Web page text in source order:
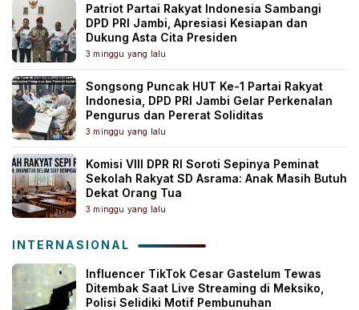
Patriot Partai Rakyat Indonesia Sambangi
DPD PRI Jambi, Apresiasi Kesiapan dan
Dukung Asta Cita Presiden
3 minggu yang lalu
Songsong Puncak HUT Ke-1 Partai Rakyat
Indonesia, DPD PRI Jambi Gelar Perkenalan
Pengurus dan Pererat Soliditas
3 minggu yang lalu
Komisi VIII DPR RI Soroti Sepinya Peminat
Sekolah Rakyat SD Asrama: Anak Masih Butuh
Dekat Orang Tua
3 minggu yang lalu
INTERNASIONAL
Influencer TikTok Cesar Gastelum Tewas
Ditembak Saat Live Streaming di Meksiko,
Polisi Selidiki Motif Pembunuhan